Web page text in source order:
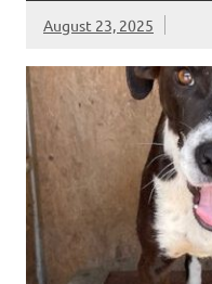
August 23, 2025